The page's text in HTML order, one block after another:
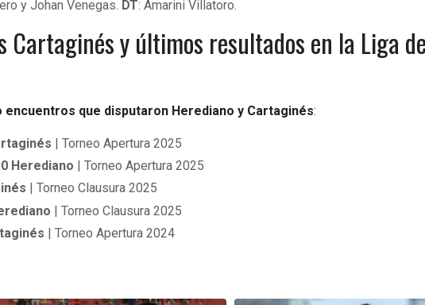
y Johan Venegas. DT: Amarini Villatoro.
Cartaginés y últimos resultados en la Liga
encuentros que disputaron Herediano y Cartaginés:
| Torneo Apertura 2025
Herediano | Torneo Apertura 2025
| Torneo Clausura 2025
| Torneo Clausura 2025
| Torneo Apertura 2024